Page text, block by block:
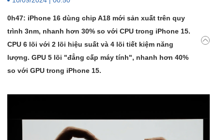
0h47: iPhone 16 dùng chip A18 mới sản xuất trên quy
trình 3nm, nhanh hơn 30% so với CPU trong iPhone 15.
CPU 6 lõi với 2 lõi hiệu suất và 4 lõi tiết kiệm năng
lượng. GPU 5 lõi "đẳng cấp máy tính", nhanh hơn 40%
so với GPU trong iPhone 15.